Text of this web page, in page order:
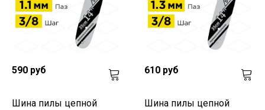
590 руб
Шина пилы цепной
610 руб
Шина пилы цепной